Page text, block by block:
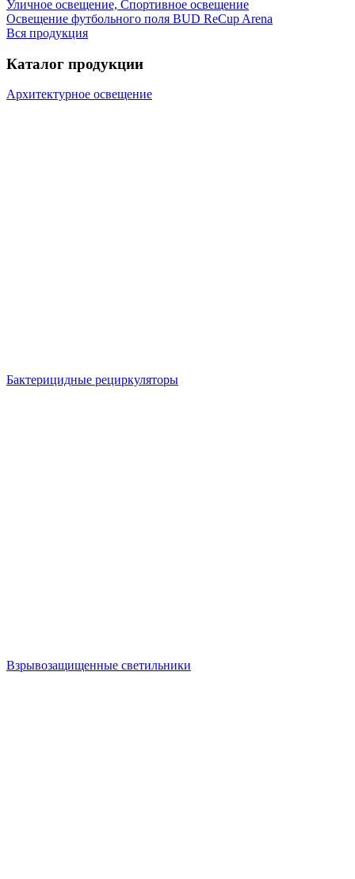
Уличное освещение, Спортивное освещение
Освещение футбольного поля BUD ReCup Arena
Вся продукция
Каталог продукции
Архитектурное освещение
Бактерицидные рециркуляторы
Взрывозащищенные светильники